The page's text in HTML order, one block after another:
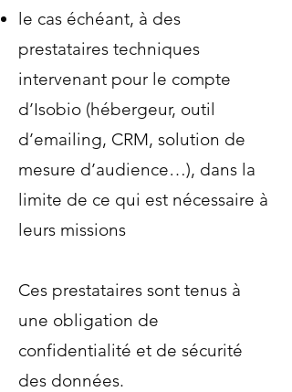
le cas échéant, à des
prestataires techniques
intervenant pour le compte
d’Isobio (hébergeur, outil
d’emailing, CRM, solution de
mesure d’audience…), dans la
limite de ce qui est nécessaire à
leurs missions
Ces prestataires sont tenus à
une obligation de
confidentialité et de sécurité
des données.